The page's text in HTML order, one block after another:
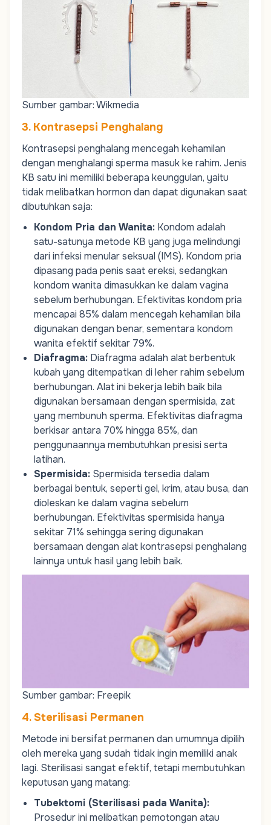
Sumber gambar: Wikmedia
3. Kontrasepsi Penghalang
Kontrasepsi penghalang mencegah kehamilan
dengan menghalangi sperma masuk ke rahim. Jenis
KB satu ini memiliki beberapa keunggulan, yaitu
tidak melibatkan hormon dan dapat digunakan saat
dibutuhkan saja:
Kondom Pria dan Wanita: Kondom adalah
satu-satunya metode KB yang juga melindungi
dari infeksi menular seksual (IMS). Kondom pria
dipasang pada penis saat ereksi, sedangkan
kondom wanita dimasukkan ke dalam vagina
sebelum berhubungan. Efektivitas kondom pria
mencapai 85% dalam mencegah kehamilan bila
digunakan dengan benar, sementara kondom
wanita efektif sekitar 79%.
Diafragma: Diafragma adalah alat berbentuk
kubah yang ditempatkan di leher rahim sebelum
berhubungan. Alat ini bekerja lebih baik bila
digunakan bersamaan dengan spermisida, zat
yang membunuh sperma. Efektivitas diafragma
berkisar antara 70% hingga 85%, dan
penggunaannya membutuhkan presisi serta
latihan.
Spermisida: Spermisida tersedia dalam
berbagai bentuk, seperti gel, krim, atau busa, dan
dioleskan ke dalam vagina sebelum
berhubungan. Efektivitas spermisida hanya
sekitar 71% sehingga sering digunakan
bersamaan dengan alat kontrasepsi penghalang
lainnya untuk hasil yang lebih baik.
Sumber gambar: Freepik
4. Sterilisasi Permanen
Metode ini bersifat permanen dan umumnya dipilih
oleh mereka yang sudah tidak ingin memiliki anak
lagi. Sterilisasi sangat efektif, tetapi membutuhkan
keputusan yang matang:
Tubektomi (Sterilisasi pada Wanita):
Prosedur ini melibatkan pemotongan atau